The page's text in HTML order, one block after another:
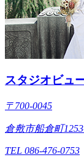
スタジオビュ
〒700-0045
倉敷市船倉町
TEL 086-476-0753